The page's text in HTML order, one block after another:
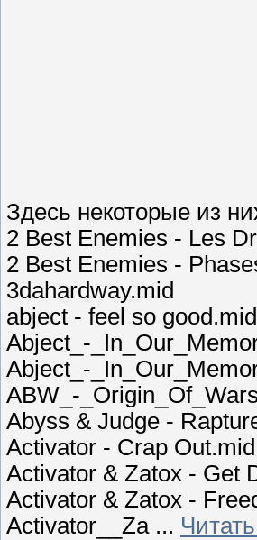
Здесь некоторые из
2 Best Enemies - Les
2 Best Enemies -
3dahardway.mid
abject - feel so good.mid
Abject_-
Abject_-
ABW_-
Abyss & Judge -
Activator - Crap Out.mid
Activator & Zatox - Get
Activator & Zatox -
Activator__Za ...